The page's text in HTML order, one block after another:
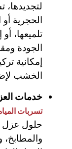
الحجرية أو
تلميعها،
الجودة
إمكانية
الخشب
خدمات
تسربات
حلول عزل
والمطابخ،